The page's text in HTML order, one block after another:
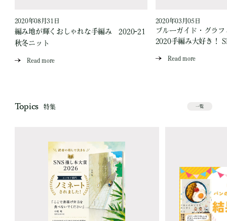
2020年08月31日
編み地が輝くおしゃれな手編み 2020-21
秋冬ニット
Read more
2020年03月05日
ブルーガイド・グラフ
2020手編み大好き！
Read more
Topics 特集 一覧